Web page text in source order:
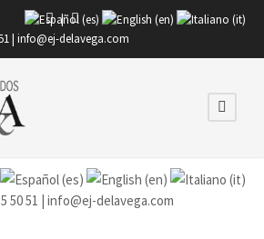
|
| info@ej-delavega.com
50 51 | info@ej-delavega.com